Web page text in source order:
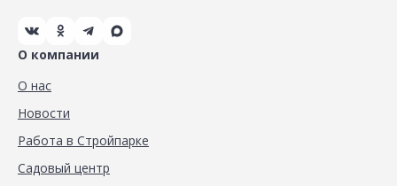
О компании
О нас
Новости
Работа в Стройпарке
Садовый центр